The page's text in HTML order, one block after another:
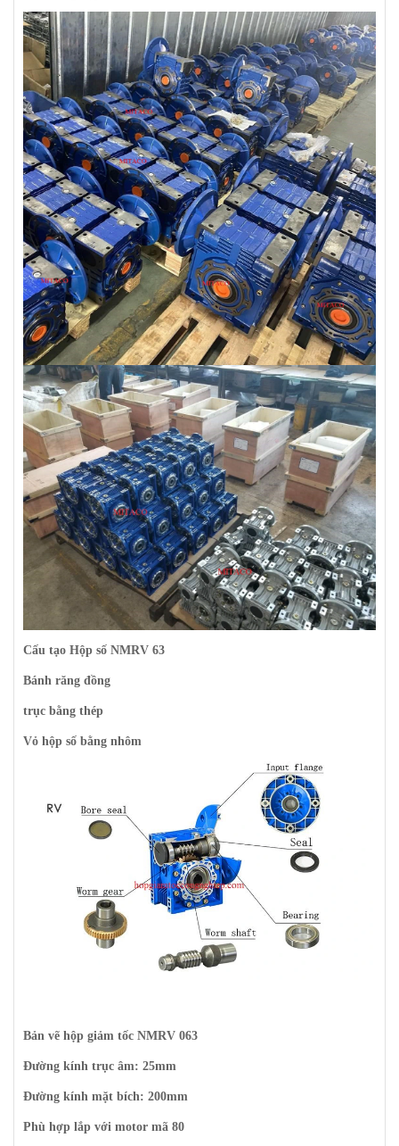
Cấu tạo Hộp số NMRV 63
Bánh răng đồng
trục bằng thép
Vỏ hộp số bằng nhôm
Bản vẽ hộp giảm tốc NMRV 063
Đường kính trục âm: 25mm
Đường kính mặt bích: 200mm
Phù hợp lắp với motor mã 80